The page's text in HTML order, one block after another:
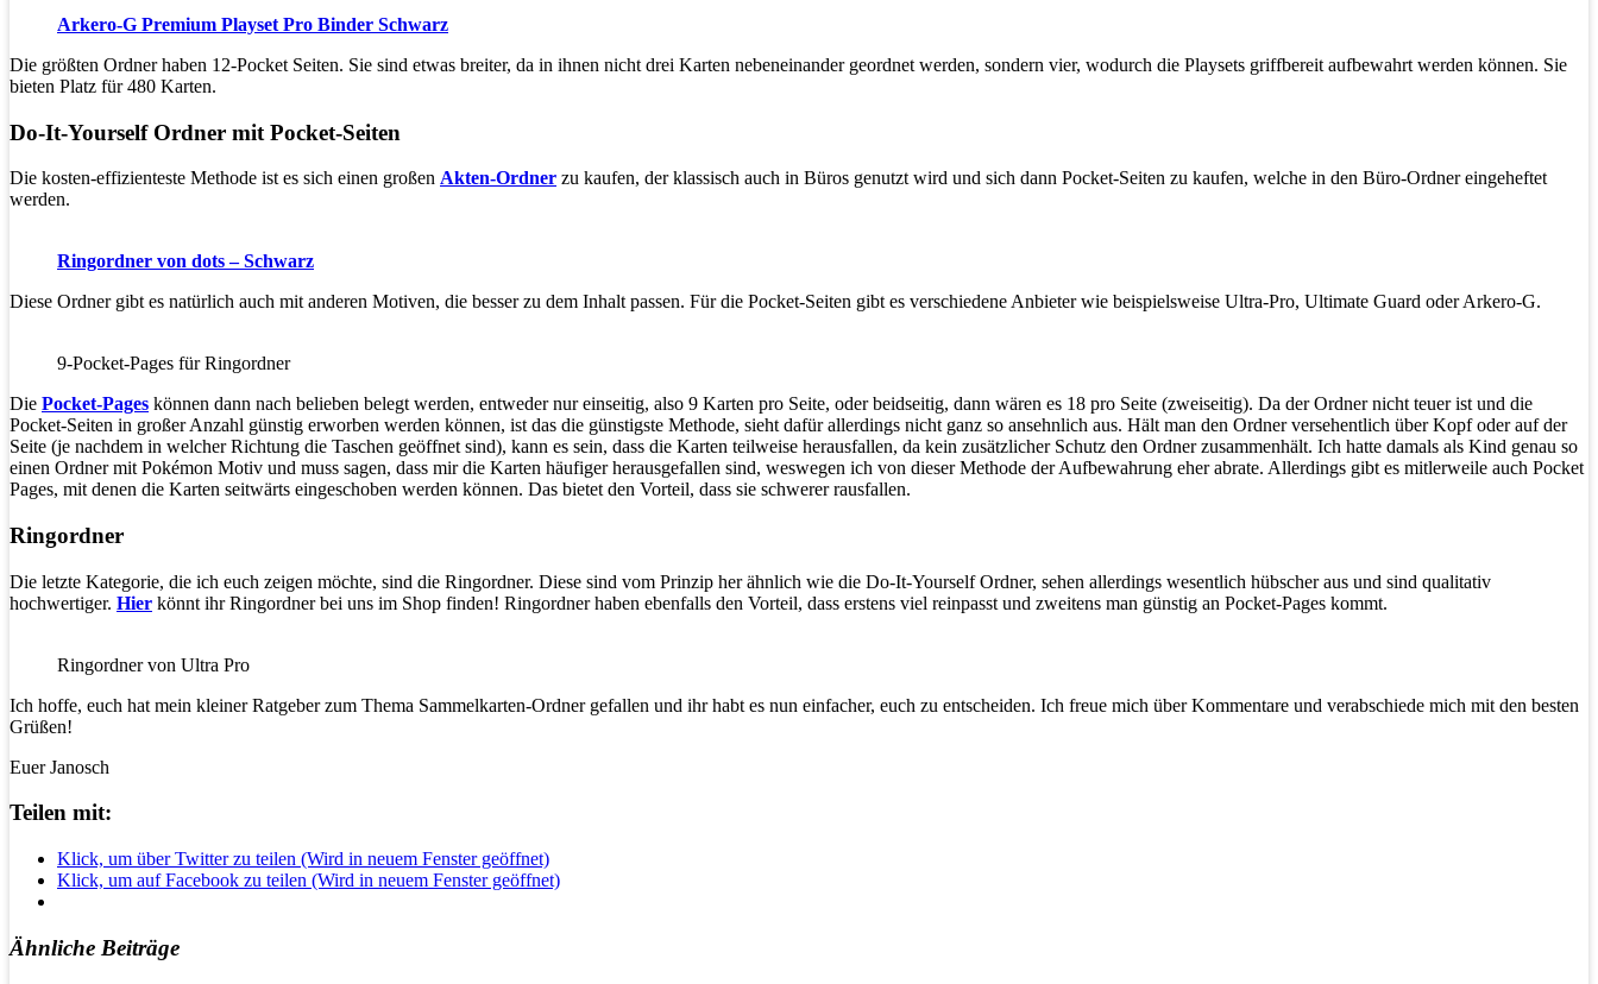
Arkero-G Premium Playset Pro Binder Schwarz
Die größten Ordner haben 12-Pocket Seiten. Sie sind etwas breiter, da in ihnen nicht drei Karten nebeneinander geordnet werden, sondern vier, wodurch die Playsets griffbereit aufbewahrt werden können. Sie
bieten Platz für 480 Karten.
Do-It-Yourself Ordner mit Pocket-Seiten
Die kosten-effizienteste Methode ist es sich einen großen Akten-Ordner zu kaufen, der klassisch auch in Büros genutzt wird und sich dann Pocket-Seiten zu kaufen, welche in den Büro-Ordner eingeheftet
werden.
Ringordner von dots – Schwarz
Diese Ordner gibt es natürlich auch mit anderen Motiven, die besser zu dem Inhalt passen. Für die Pocket-Seiten gibt es verschiedene Anbieter wie beispielsweise Ultra-Pro, Ultimate Guard oder Arkero-G.
9-Pocket-Pages für Ringordner
Die Pocket-Pages können dann nach belieben belegt werden, entweder nur einseitig, also 9 Karten pro Seite, oder beidseitig, dann wären es 18 pro Seite (zweiseitig). Da der Ordner nicht teuer ist und die
Pocket-Seiten in großer Anzahl günstig erworben werden können, ist das die günstigste Methode, sieht dafür allerdings nicht ganz so ansehnlich aus. Hält man den Ordner versehentlich über Kopf oder auf der
Seite (je nachdem in welcher Richtung die Taschen geöffnet sind), kann es sein, dass die Karten teilweise herausfallen, da kein zusätzlicher Schutz den Ordner zusammenhält. Ich hatte damals als Kind genau so
einen Ordner mit Pokémon Motiv und muss sagen, dass mir die Karten häufiger herausgefallen sind, weswegen ich von dieser Methode der Aufbewahrung eher abrate. Allerdings gibt es mitlerweile auch Pocket
Pages, mit denen die Karten seitwärts eingeschoben werden können. Das bietet den Vorteil, dass sie schwerer rausfallen.
Ringordner
Die letzte Kategorie, die ich euch zeigen möchte, sind die Ringordner. Diese sind vom Prinzip her ähnlich wie die Do-It-Yourself Ordner, sehen allerdings wesentlich hübscher aus und sind qualitativ
hochwertiger. Hier könnt ihr Ringordner bei uns im Shop finden! Ringordner haben ebenfalls den Vorteil, dass erstens viel reinpasst und zweitens man günstig an Pocket-Pages kommt.
Ringordner von Ultra Pro
Ich hoffe, euch hat mein kleiner Ratgeber zum Thema Sammelkarten-Ordner gefallen und ihr habt es nun einfacher, euch zu entscheiden. Ich freue mich über Kommentare und verabschiede mich mit den besten
Grüßen!
Euer Janosch
Teilen mit:
Klick, um über Twitter zu teilen (Wird in neuem Fenster geöffnet)
Klick, um auf Facebook zu teilen (Wird in neuem Fenster geöffnet)
Ähnliche Beiträge